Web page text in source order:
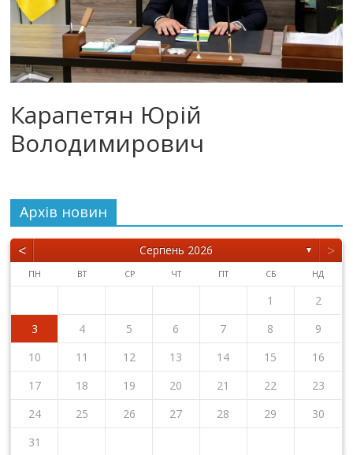
Карапетян Юрій
Володимирович
Архiв новин
< Серпень 2026 ▼ >
ПН ВТ СР ЧТ ПТ СБ НД
1
2
3
4 5 6 7 8
9
10
11 12 13 14 15
16
17
18 19 20 21 22
23
24
25 26 27 28 29
30
31